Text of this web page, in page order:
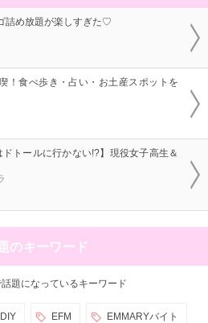
詰め放題が楽しすぎた♡
！食べ歩き・占い・お土産スポットを
トールに行かない!?】現役女子高生＆
のキーワード
題になっているキーワード
DIY EFM EMMARYバイト